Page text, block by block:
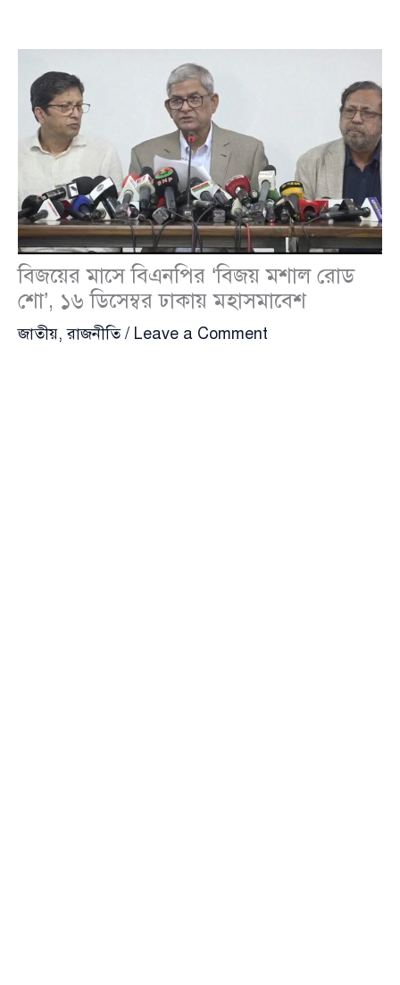
বিজয়ের মাসে বিএনপির ‘বিজয় মশাল রোড
শো’, ১৬ ডিসেম্বর ঢাকায় মহাসমাবেশ
জাতীয়,রাজনীতি/ Leave a Comment